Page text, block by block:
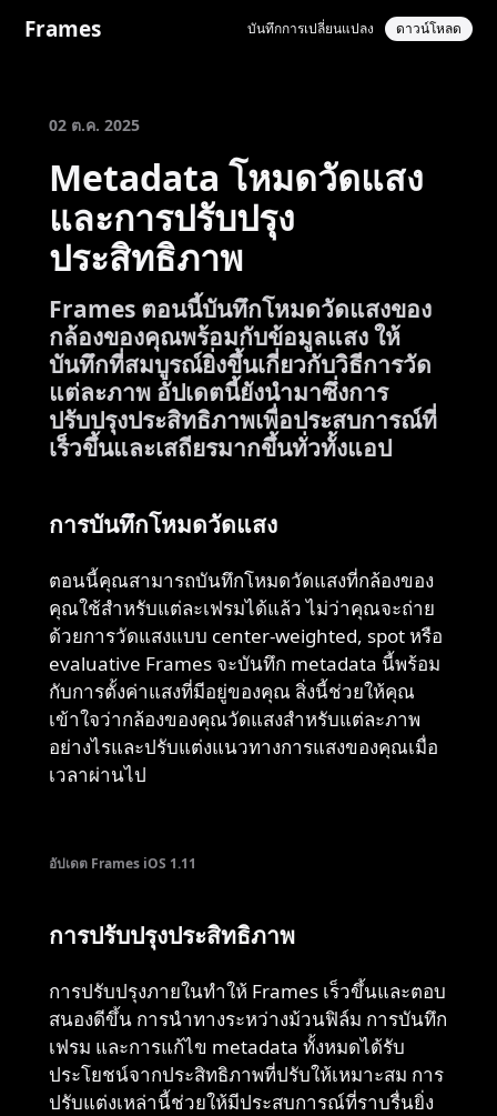
Frames บันทึกการเปลี่ยนแปลง ดาวน์โหลด
02 ต.ค. 2025
Metadata โหมดวัดแสง
และการปรับปรุง
ประสิทธิภาพ
Frames ตอนนี้บันทึกโหมดวัดแสงของ
กล้องของคุณพร้อมกับข้อมูลแสง ให้
บันทึกที่สมบูรณ์ยิ่งขึ้นเกี่ยวกับวิธีการวัด
แต่ละภาพ อัปเดตนี้ยังนำมาซึ่งการ
ปรับปรุงประสิทธิภาพเพื่อประสบการณ์ที่
เร็วขึ้นและเสถียรมากขึ้นทั่วทั้งแอป
การบันทึกโหมดวัดแสง
ตอนนี้คุณสามารถบันทึกโหมดวัดแสงที่กล้องของ
คุณใช้สำหรับแต่ละเฟรมได้แล้ว ไม่ว่าคุณจะถ่าย
ด้วยการวัดแสงแบบ center-weighted, spot หรือ
evaluative Frames จะบันทึก metadata นี้พร้อม
กับการตั้งค่าแสงที่มีอยู่ของคุณ สิ่งนี้ช่วยให้คุณ
เข้าใจว่ากล้องของคุณวัดแสงสำหรับแต่ละภาพ
อย่างไรและปรับแต่งแนวทางการแสงของคุณเมื่อ
เวลาผ่านไป
อัปเดต Frames iOS 1.11
การปรับปรุงประสิทธิภาพ
การปรับปรุงภายในทำให้ Frames เร็วขึ้นและตอบ
สนองดีขึ้น การนำทางระหว่างม้วนฟิล์ม การบันทึก
เฟรม และการแก้ไข metadata ทั้งหมดได้รับ
ประโยชน์จากประสิทธิภาพที่ปรับให้เหมาะสม การ
ปรับแต่งเหล่านี้ช่วยให้มีประสบการณ์ที่ราบรื่นยิ่ง